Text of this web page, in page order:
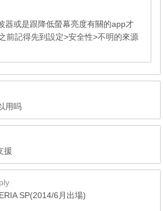
器或是跟降低螢幕亮度有關的app才
前記得先到設定>安全性>不明的來源
用吗
援
SP(2014/6月出場)